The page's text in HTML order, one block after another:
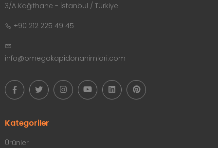
3/A Kağıthane - İstanbul / Türkiye
+90 212 225 49 45
info@omegakapidonanimlari.com
Kategoriler
Ürünler